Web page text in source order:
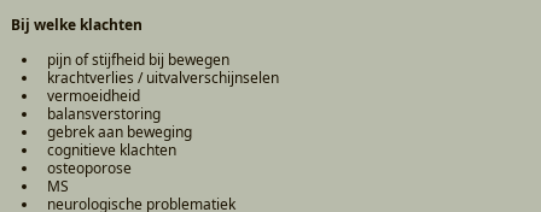
Bij welke klachten
pijn of stijfheid bij bewegen
krachtverlies / uitvalverschijnselen
vermoeidheid
balansverstoring
gebrek aan beweging
cognitieve klachten
osteoporose
MS
neurologische problematiek